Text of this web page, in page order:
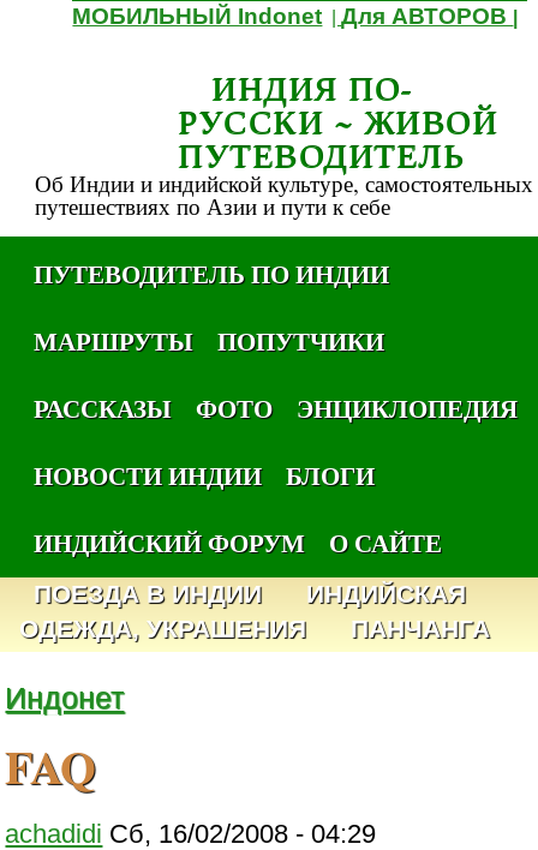
МОБИЛЬНЫЙ Indonet |Для АВТОРОВ
ИНДИЯ ПО-
РУССКИ ~ ЖИВОЙ
ПУТЕВОДИТЕЛЬ
Об Индии и индийской культуре, самостоятельных
путешествиях по Азии и пути к себе
ПУТЕВОДИТЕЛЬ ПО ИНДИИ
МАРШРУТЫ
ПОПУТЧИКИ
РАССКАЗЫ
ФОТО
ЭНЦИКЛОПЕДИЯ
НОВОСТИ ИНДИИ
БЛОГИ
ИНДИЙСКИЙ ФОРУМ
О САЙТЕ
ПОЕЗДА В ИНДИИ
ИНДИЙСКАЯ
ОДЕЖДА, УКРАШЕНИЯ
ПАНЧАНГА
Индонет
FAQ
achadidi Сб, 16/02/2008 - 04:29